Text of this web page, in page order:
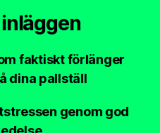
faktiskt förlänger
dina pallställ
genom god